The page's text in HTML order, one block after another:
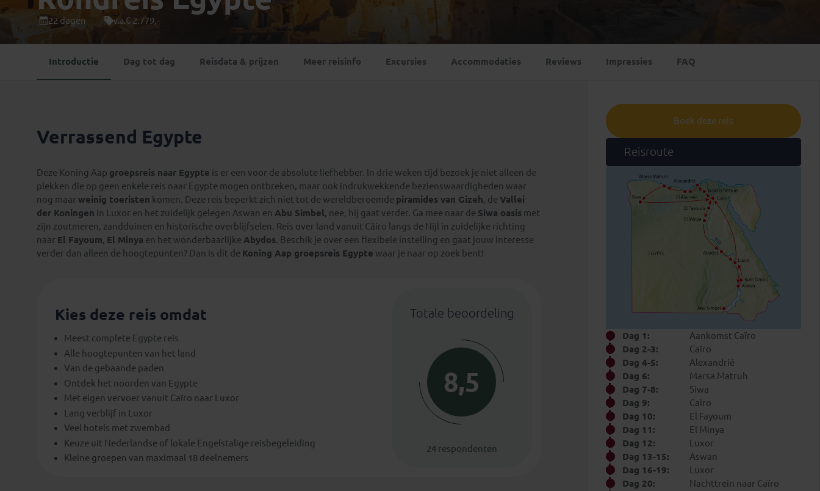
(1)
Singapore(1)
Sri Lanka(4)
Thailand(8)
Tanzania(1)
Suriname(1)
Georgië
Kroatië
(2)
22 dagen v.a.€ 2.779,-
Introductie Dag tot dag Reisdata & prijzen Meer reisinfo Excursies Accommodaties Reviews Impressies FAQ
Verrassend Egypte
Deze Koning Aap groepsreis naar Egypte is er een voor de absolute liefhebber. In drie weken tijd bezoek je niet alleen de
plekken die op geen enkele reis naar Egypte mogen ontbreken, maar ook indrukwekkende bezienswaardigheden waar
nog maar weinig toeristen komen. Deze reis beperkt zich niet tot de wereldberoemde piramides van Gizeh, de Vallei
der Koningen in Luxor en het zuidelijk gelegen Aswan en Abu Simbel, nee, hij gaat verder. Ga mee naar de Siwa oasis met
zijn zoutmeren, zandduinen en historische overblijfselen. Reis over land vanuit Cäiro langs de Nijl in zuidelijke richting
naar El Fayoum, El Minya en het wonderbaarlijke Abydos. Beschik je over een flexibele instelling en gaat jouw interesse
verder dan alleen de hoogtepunten? Dan is dit de Koning Aap groepsreis Egypte waar je naar op zoek bent!
Kies deze reis omdat
Meest complete Egypte reis
Alle hoogtepunten van het land
Van de gebaande paden
Ontdek het noorden van Egypte
Met eigen vervoer vanuit Caïro naar Luxor
Lang verblijf in Luxor
Veel hotels met zwembad
Keuze uit Nederlandse of lokale Engelstalige reisbegeleiding
Kleine groepen van maximaal 18 deelnemers
Totale beoordeling
8,5
24 respondenten
Boek deze reis
Reisroute
Dag 1:
Aankomst Caïro
Dag 2-3:
Caïro
Dag 4-5:
Alexandrië
Dag 6:
Marsa Matruh
Dag 7-8:
Siwa
Dag 9:
Caïro
Dag 10:
El Fayoum
Dag 11:
El Minya
Dag 12:
Luxor
Dag 13-15:
Aswan
Dag 16-19:
Luxor
Dag 20:
Nachttrein naar Caïro